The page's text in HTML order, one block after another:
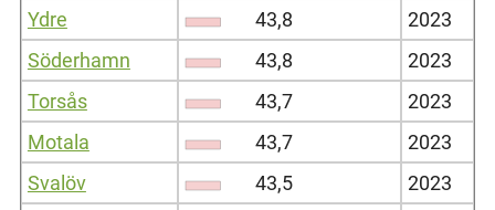
Ydre
43,8
2023
Söderhamn
43,8
2023
Torsås
43,7
2023
Motala
43,7
2023
Svalöv
43,5
2023